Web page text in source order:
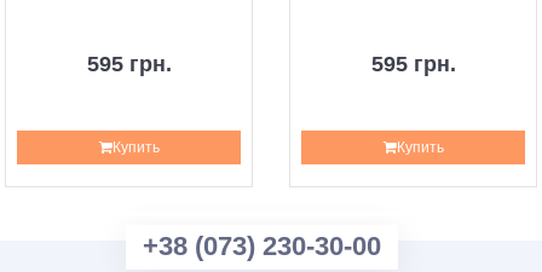
595 грн.
Купить
595 грн.
Купить
+38 (073) 230-30-00